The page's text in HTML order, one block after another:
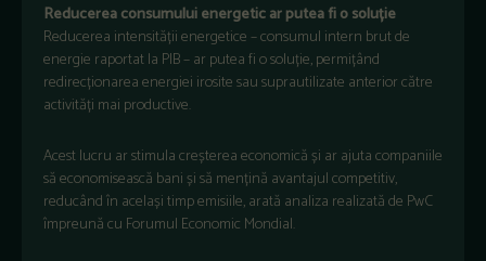
Reducerea consumului energetic ar putea fi o soluție
Reducerea intensității energetice – consumul intern brut de
energie raportat la PIB – ar putea fi o soluție, permițând
redirecționarea energiei irosite sau suprautilizate anterior către
activități mai productive.
Acest lucru ar stimula creșterea economică și ar ajuta companiile
să economisească bani și să mențină avantajul competitiv,
reducând în același timp emisiile, arată analiza realizată de PwC
împreună cu Forumul Economic Mondial.